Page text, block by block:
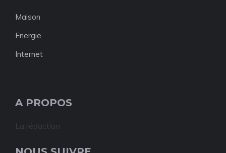
Maison
Energie
Internet
A PROPOS
La rédaction